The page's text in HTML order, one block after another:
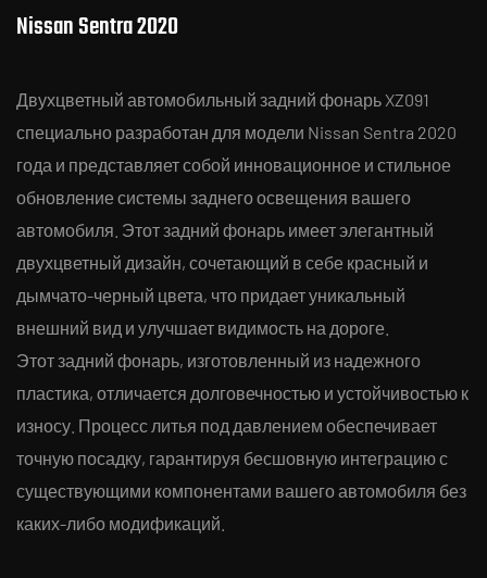
Nissan Sentra 2020
Двухцветный автомобильный задний фонарь XZ091
специально разработан для модели Nissan Sentra 2020
года и представляет собой инновационное и стильное
обновление системы заднего освещения вашего
автомобиля. Этот задний фонарь имеет элегантный
двухцветный дизайн, сочетающий в себе красный и
дымчато-черный цвета, что придает уникальный
внешний вид и улучшает видимость на дороге.
Этот задний фонарь, изготовленный из надежного
пластика, отличается долговечностью и устойчивостью к
износу. Процесс литья под давлением обеспечивает
точную посадку, гарантируя бесшовную интеграцию с
существующими компонентами вашего автомобиля без
каких-либо модификаций.